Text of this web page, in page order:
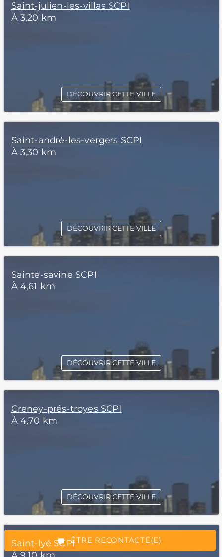
“Excellent”, 165 avis
ÊTRE RECONTACTÉ(E)
Saint-julien-les-villas SCPI
À 3,20 km
DÉCOUVRIR CETTE VILLE
Saint-andré-les-vergers SCPI
À 3,30 km
DÉCOUVRIR CETTE VILLE
Sainte-savine SCPI
À 4,61 km
DÉCOUVRIR CETTE VILLE
Creney-prés-troyes SCPI
À 4,70 km
DÉCOUVRIR CETTE VILLE
Saint-lyé SCPI